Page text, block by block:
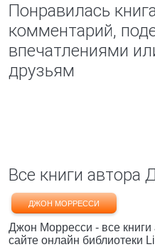
Понравилась
комментарий,
впечатлениями
друзьям
Все книги автора
ДЖОН МОРРЕССИ
Джон Морресси - все
сайте онлайн библиотеки